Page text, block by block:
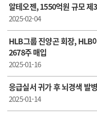
알테오젠, 1550억원 규모 제
2025-02-04
HLB그룹 진양곤 회장,
2678주 매입
2025-01-16
응급실서 귀가 후 뇌경색 발
2025-01-14